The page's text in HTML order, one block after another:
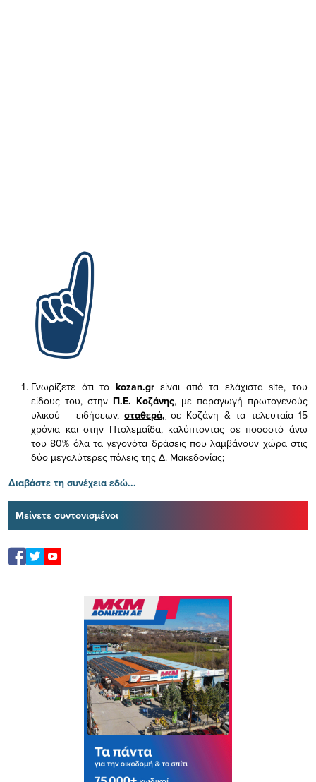
Γνωρίζετε ότι το kozan.gr είναι από τα ελάχισταsite, του
είδους του, στην Π.Ε. Κοζάνης, με παραγωγή πρωτογενούς
υλικού – ειδήσεων,σταθερά, σε Κοζάνη & τα τελευταία 15
χρόνια και στην Πτολεμαΐδα, καλύπτοντας σε ποσοστό άνω
του 80% όλα τα γεγονότα δράσεις που λαμβάνουν χώρα στις
δύο μεγαλύτερες πόλεις της Δ. Μακεδονίας;
Διαβάστε τη συνέχεια εδώ...
Μείνετε συντονισμένοι